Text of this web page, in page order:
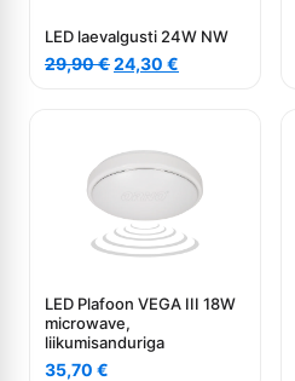
LED laevalgusti 24W NW
29,90€Algne
24,30 €
LED Plafoon VEGA III 18W
microwave,
liikumisanduriga
35,70 €